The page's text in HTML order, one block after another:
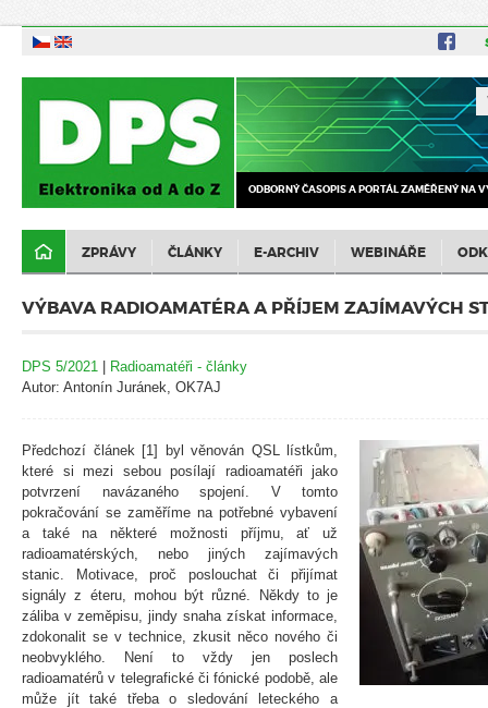
ODBORNÝ ČASOPIS A PORTÁL ZAMĚŘENÝ NA
ZPRÁVY ČLÁNKY E-ARCHIV WEBINÁŘE
VÝBAVA RADIOAMATÉRA A PŘÍJEM ZAJÍMAVÝCH
DPS 5/2021 | Radioamatéři - články
Autor: Antonín Juránek, OK7AJ
Předchozí článek [1] byl věnován QSL lístkům,
které si mezi sebou posílají radioamatéři jako
potvrzení navázaného spojení. V tomto
pokračování se zaměříme na potřebné vybavení
a také na některé možnosti příjmu, ať už
radioamatérských, nebo jiných zajímavých
stanic. Motivace, proč poslouchat či přijímat
signály z éteru, mohou být různé. Někdy to je
záliba v zeměpisu, jindy snaha získat informace,
zdokonalit se v technice, zkusit něco nového či
neobvyklého. Není to vždy jen poslech
radioamatérů v telegrafické či fónické podobě, ale
může jít také třeba o sledování leteckého a